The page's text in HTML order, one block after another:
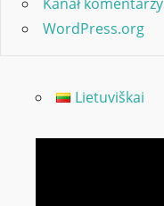
Kanał komentarzy
WordPress.org
Lietuviškai